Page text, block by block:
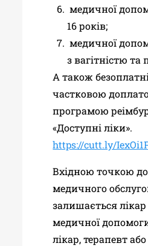
медичної
16 років;
медичної
з вагітністю та
А також
частковою
програмою
«Доступні ліки».
https://cutt.ly/
Вхідною точкою
медичного
залишається
медичної
лікар, терапевт